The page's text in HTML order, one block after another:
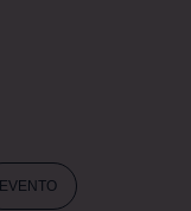
EVENTO